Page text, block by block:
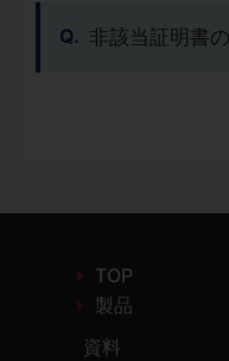
非該当証明書
TOP
製品
資料